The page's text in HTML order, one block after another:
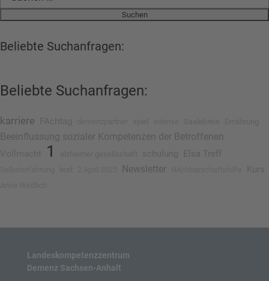
nach:
Beliebte Suchanfragen:
Beliebte Suchanfragen:
karriere
Beeinflussung sozialer Kompetenzen der Betroffenen
1 Elsa Treff
Newsletter
Landeskompetenzzentrum
Demenz Sachsen-Anhalt